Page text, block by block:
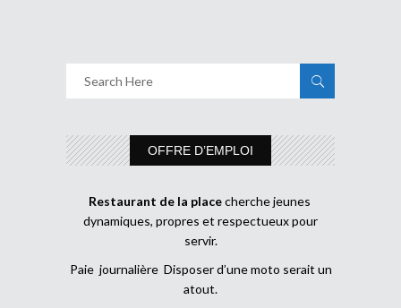
OFFRE D’EMPLOI
Restaurant de la placecherche jeunes
dynamiques, propres et respectueux pour
servir.
Paie journalière Disposer d’une moto serait un
atout.